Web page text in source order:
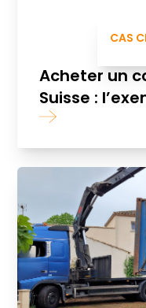
CAS
Acheter un
Suisse :